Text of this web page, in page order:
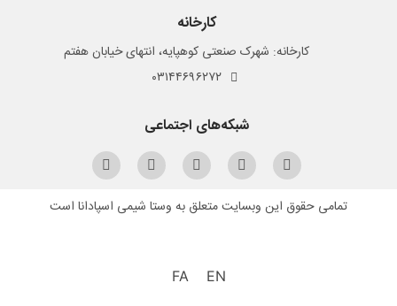
کارخانه
کارخانه: شهرک صنعتی کوهپایه، انتهای خیابان هفتم
۰۳۱۴۴۶۹۶۲۷۲
شبکه‌های اجتماعی
تمامی حقوق این وبسایت متعلق به وستا شیمی اسپادانا است
EN
FA